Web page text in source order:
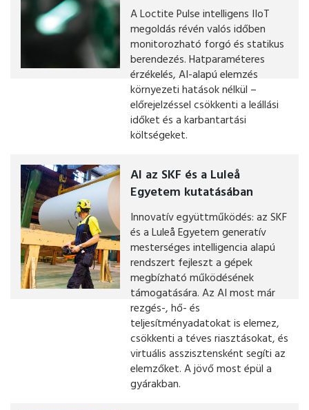
A Loctite Pulse intelligens IIoT
megoldás révén valós időben
monitorozható forgó és statikus
berendezés. Hatparaméteres
érzékelés, AI-alapú elemzés
környezeti hatások nélkül –
előrejelzéssel csökkenti a leállási
időket és a karbantartási
költségeket.
AI az SKF és a Luleå
Egyetem kutatásában
Innovatív együttműködés: az SKF
és a Luleå Egyetem generatív
mesterséges intelligencia alapú
rendszert fejleszt a gépek
megbízható működésének
támogatására. Az AI most már
rezgés-, hő- és
teljesítményadatokat is elemez,
csökkenti a téves riasztásokat, és
virtuális asszisztensként segíti az
elemzőket. A jövő most épül a
gyárakban.